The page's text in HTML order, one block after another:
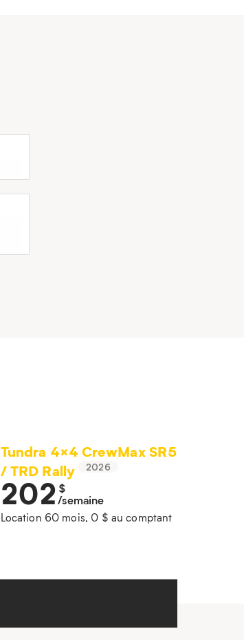
Tundra 4×4 CrewMax SR5
/ TRD Rally
2026
202 $
/semaine
Location 60 mois, 0 $ au comptant